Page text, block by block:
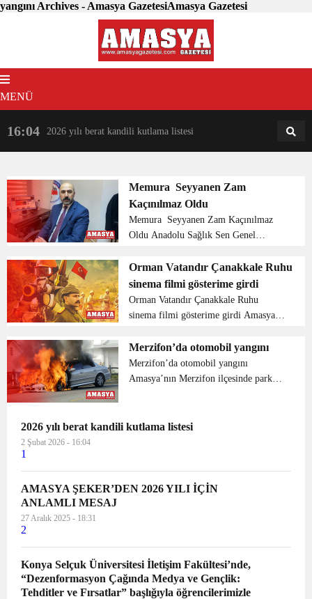
yangını Archives - Amasya GazetesiAmasya Gazetesi
MENÜ
16:04 2026 yılı berat kandili kutlama listesi 18:31
Memura Seyyanen Zam
Kaçınılmaz Oldu
Memura Seyyanen Zam Kaçınılmaz
Oldu Anadolu Sağlık Sen Genel
gelirli kamu çalışanlarının ve
emeklilerinin yaşam şartlarının
ağırlaştığına dikkat çekerek, benzine
ve...
Orman Vatandır Çanakkale Ruhu
sinema filmi gösterime girdi
Orman Vatandır Çanakkale Ruhu
sinema filmi gösterime girdi Amasya
Orman Müdürlüğü personellerinin de
katıldığı ‘ Orman Vatandır Çanakkale
Ruhu ‘ adlı sinema filmi gös...
Merzifon’da otomobil yangını
Merzifon’da otomobil yangını
Amasya’nın Merzifon ilçesinde park
Adnan Menderes Caddesi’nde park
2026 yılı berat kandili kutlama listesi
2 Şubat 2026 - 16:04
1
AMASYA ŞEKER’DEN 2026 YILI İÇİN
ANLAMLI MESAJ
27 Aralık 2025 - 18:31
2
Konya Selçuk Üniversitesi İletişim Fakültesi’nde,
“Dezenformasyon Çağında Medya ve Gençlik:
Tehditler ve Fırsatlar” başlığıyla öğrencilerimizle